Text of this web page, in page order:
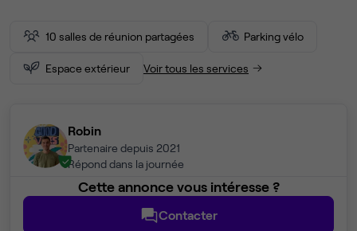
10 salles de réunion partagées Parking vélo
Espace extérieur Voir tous les services
Robin
Partenaire depuis 2021
Répond dans la journée
Cette annonce vous intéresse ?
Contacter